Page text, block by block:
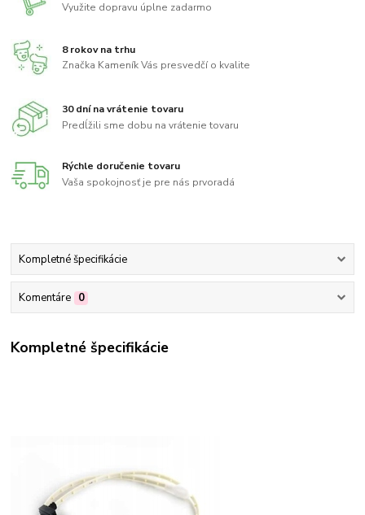
Využite dopravu úplne zadarmo
8 rokov na trhu
Značka Kameník Vás presvedčí o kvalite
30 dní na vrátenie tovaru
Predĺžili sme dobu na vrátenie tovaru
Rýchle doručenie tovaru
Vaša spokojnosť je pre nás prvoradá
Kompletné špecifikácie
Komentáre 0
Kompletné špecifikácie